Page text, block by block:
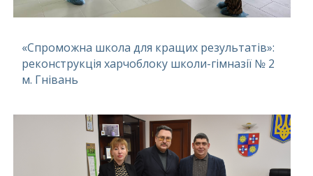
«Спроможна школа для кращих результатів»:
реконструкція харчоблоку школи-гімназії № 2
м. Гнівань